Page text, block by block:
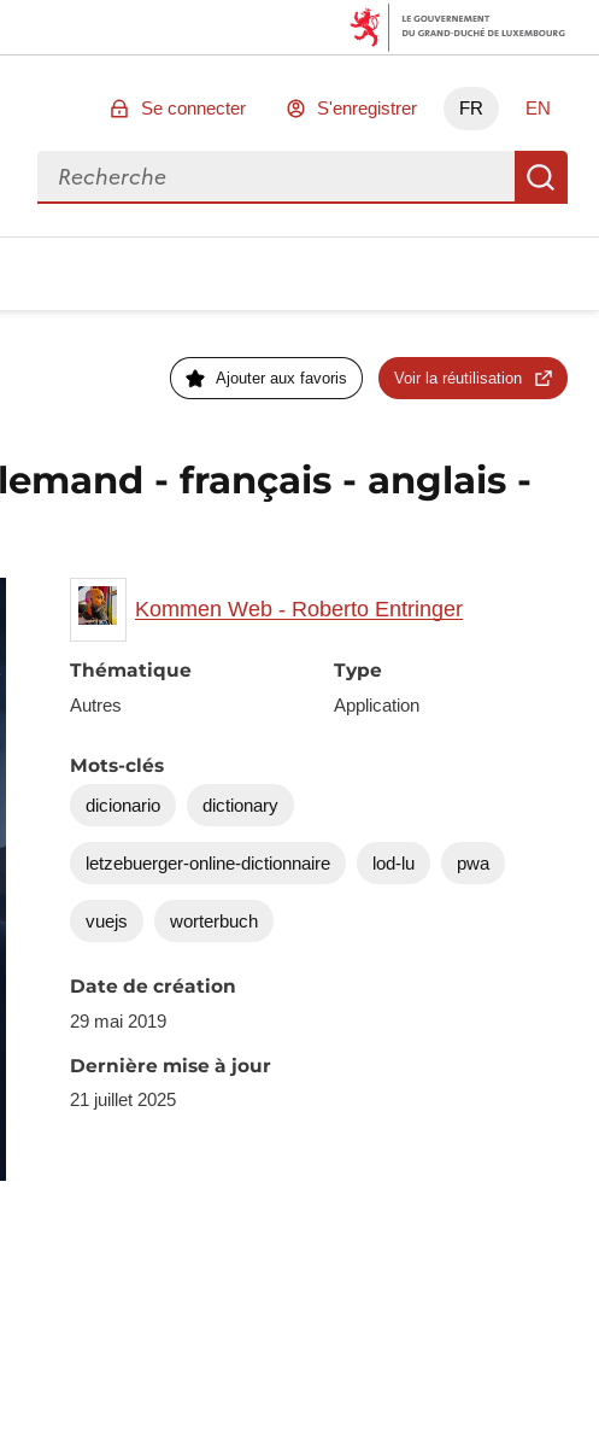
Se connecter S'enregistrer FR EN
Rechercher des données
Ajouter aux favoris Voir la réutilisation
- français - anglais -
Kommen Web - Roberto Entringer
Thématique
Autres
Type
Application
Mots-clés
dicionario dictionary
letzebuerger-online-dictionnaire lod-lu pwa
vuejs worterbuch
Date de création
29 mai 2019
Dernière mise à jour
21 juillet 2025